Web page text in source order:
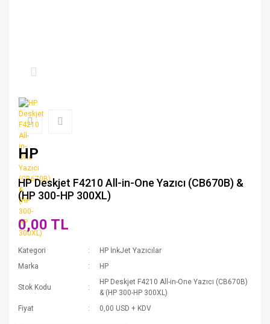
HP
HP Deskjet F4210 All-in-One Yazıcı (CB670B) &
(HP 300-HP 300XL)
0,00 TL
Kategori
HP İnkJet Yazıcılar
Marka
HP
Stok Kodu
HP Deskjet F4210 All-in-One Yazıcı (CB670B)
& (HP 300-HP 300XL)
Fiyat
0,00 USD + KDV